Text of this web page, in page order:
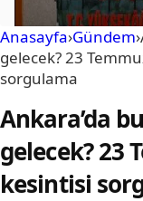
Anasayfa›Gündem›
gelecek? 23
sorgulama
Ankara’da
gelecek? 23
kesintisi